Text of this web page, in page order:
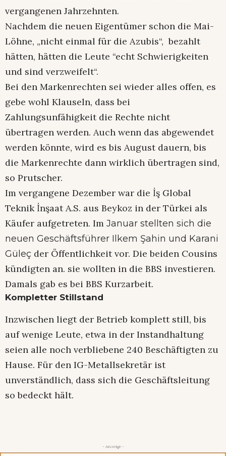
vergangenen Jahrzehnten.
Nachdem die neuen Eigentümer schon die Mai-
Löhne, „nicht einmal für die Azubis“, bezahlt
hätten, hätten die Leute “echt Schwierigkeiten
und sind verzweifelt“.
Bei den Markenrechten sei wieder alles offen, es
gebe wohl Klauseln, dass bei
Zahlungsunfähigkeit die Rechte nicht
übertragen werden. Auch wenn das abgewendet
werden könnte, wird es bis August dauern, bis
die Markenrechte dann wirklich übertragen sind,
so Prutscher.
Im vergangene Dezember war die İş Global
Teknik İnşaat A.S. aus Beykoz in der Türkei als
Käufer aufgetreten. Im Januar stellten sich die
neuen Geschäftsführer Ilkem Şahin und Karani
Güleç der Öffentlichkeit vor. Die beiden Cousins
kündigten an. sie wollten in die BBS investieren.
Damals gab es bei BBS Kurzarbeit.
Kompletter Stillstand
Inzwischen liegt der Betrieb komplett still, bis
auf wenige Leute, etwa in der Instandhaltung
seien alle noch verbliebene 240 Beschäftigten zu
Hause. Für den IG-Metallsekretär ist
unverständlich, dass sich die Geschäftsleitung
so bedeckt hält.
- Anzeige -